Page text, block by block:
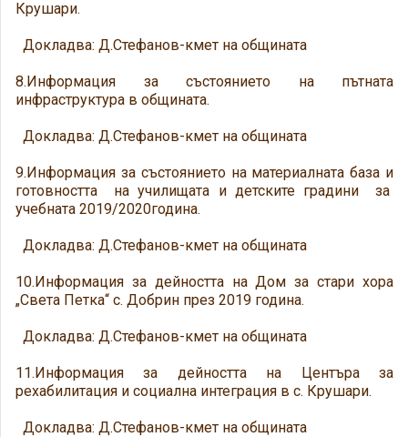
Крушари.
Докладва: Д.Стефанов-кмет на общината
8.Информация за състоянието на пътната
инфраструктура в общината.
Докладва: Д.Стефанов-кмет на общината
9.Информация за състоянието на материалната база и
готовността на училищата и детските градини за
учебната 2019/2020година.
Докладва: Д.Стефанов-кмет на общината
10.Информация за дейността на Дом за стари хора
„Света Петка“ с. Добрин през 2019 година.
Докладва: Д.Стефанов-кмет на общината
11.Информация за дейността на Центъра за
рехабилитация и социална интеграция в с. Крушари.
Докладва: Д.Стефанов-кмет на общината